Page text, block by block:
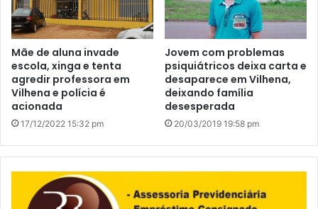
Mãe de aluna invade
escola, xinga e tenta
agredir professora em
Vilhena e polícia é
acionada
17/12/2022 15:32 pm
Jovem com problemas
psiquiátricos deixa carta e
desaparece em Vilhena,
deixando família
desesperada
20/03/2019 19:58 pm